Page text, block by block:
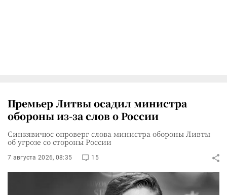
Премьер Литвы осадил министра
обороны из-за слов о России
Синкявичюс опроверг слова министра обороны Ливты
об угрозе со стороны России
7 августа 2026, 08:35 15